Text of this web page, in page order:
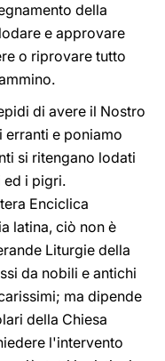
della
e approvare
o riprovare tutto
di avere il Nostro
e poniamo
si ritengano lodati
ed i pigri.
Enciclica
latina, ciò non è
Liturgie della
da nobili e antichi
ma dipende
della Chiesa
l'intervento